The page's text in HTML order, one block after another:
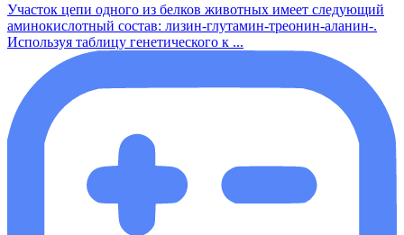
Участок цепи одного из белков животных имеет следующий
аминокислотный состав: лизин-глутамин-треонин-аланин-.
Используя таблицу генетического к ...